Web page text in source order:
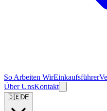
So Arbeiten WirEinkaufsführer
Über UnsKontakt
🇩🇪DE